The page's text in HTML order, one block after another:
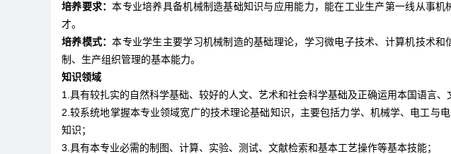
培养要求：本专业培养具备机械制造基础知识与应用能力，能在工业生产第一线从事
才。
培养模式：本专业学生主要学习机械制造的基础理论，学习微电子技术、计算机技术
制、生产组织管理的基本能力。
知识领域
1.具有较扎实的自然科学基础、较好的人文、艺术和社会科学基础及正确运用本国语言、
2.较系统地掌握本专业领域宽广的技术理论基础知识，主要包括力学、机械学、电工
知识；
3.具有本专业必需的制图、计算、实验、测试、文献检索和基本工艺操作等基本技能；